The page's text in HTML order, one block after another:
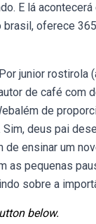
E lá
oferece
junior rostirola
de café com
de
deus pai
ensinar um
as pequenas
sobre a
below.